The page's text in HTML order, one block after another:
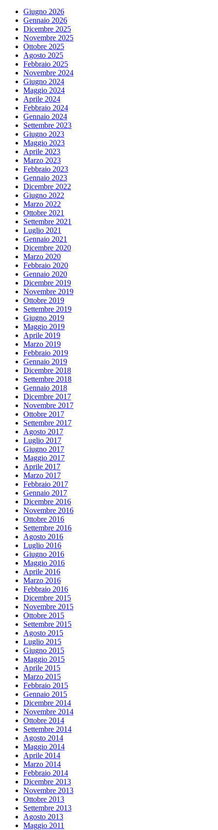
Giugno 2026
Gennaio 2026
Dicembre 2025
Novembre 2025
Ottobre 2025
Agosto 2025
Febbraio 2025
Novembre 2024
Giugno 2024
Maggio 2024
Aprile 2024
Febbraio 2024
Gennaio 2024
Settembre 2023
Giugno 2023
Maggio 2023
Aprile 2023
Marzo 2023
Febbraio 2023
Gennaio 2023
Dicembre 2022
Giugno 2022
Marzo 2022
Ottobre 2021
Settembre 2021
Luglio 2021
Gennaio 2021
Dicembre 2020
Marzo 2020
Febbraio 2020
Gennaio 2020
Dicembre 2019
Novembre 2019
Ottobre 2019
Settembre 2019
Giugno 2019
Maggio 2019
Aprile 2019
Marzo 2019
Febbraio 2019
Gennaio 2019
Dicembre 2018
Settembre 2018
Gennaio 2018
Dicembre 2017
Novembre 2017
Ottobre 2017
Settembre 2017
Agosto 2017
Luglio 2017
Giugno 2017
Maggio 2017
Aprile 2017
Marzo 2017
Febbraio 2017
Gennaio 2017
Dicembre 2016
Novembre 2016
Ottobre 2016
Settembre 2016
Agosto 2016
Luglio 2016
Giugno 2016
Maggio 2016
Aprile 2016
Marzo 2016
Febbraio 2016
Dicembre 2015
Novembre 2015
Ottobre 2015
Settembre 2015
Agosto 2015
Luglio 2015
Giugno 2015
Maggio 2015
Aprile 2015
Marzo 2015
Febbraio 2015
Gennaio 2015
Dicembre 2014
Novembre 2014
Ottobre 2014
Settembre 2014
Agosto 2014
Maggio 2014
Aprile 2014
Marzo 2014
Febbraio 2014
Dicembre 2013
Novembre 2013
Ottobre 2013
Settembre 2013
Agosto 2013
Maggio 2011